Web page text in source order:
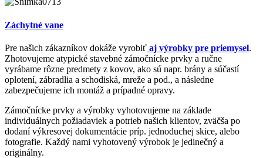
Záchytné vane
Pre našich zákazníkov dokáže vyrobiť aj výrobky pre priemysel.
Zhotovujeme atypické stavebné zámočnícke prvky a ručne
vyrábame rôzne predmety z kovov, ako sú napr. brány a súčastí
oplotení, zábradlia a schodiská, mreže a pod., a následne
zabezpečujeme ich montáž a prípadné opravy.
Zámočnícke prvky a výrobky vyhotovujeme na základe
individuálnych požiadaviek a potrieb našich klientov, zväčša po
dodaní výkresovej dokumentácie príp. jednoduchej skice, alebo
fotografie. Každý nami vyhotovený výrobok je jedinečný a
originálny.